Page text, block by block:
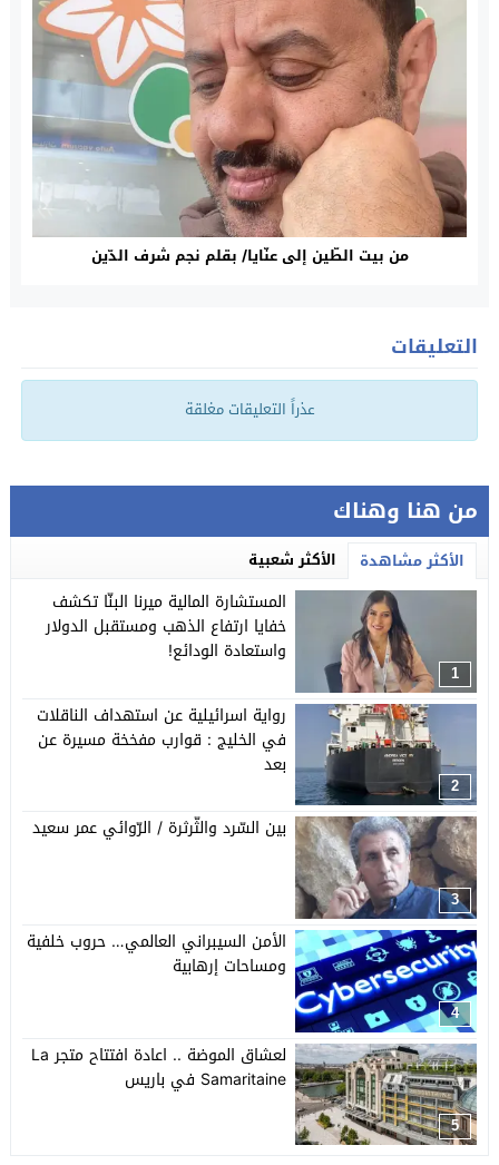
من بيت الطّين إلى عنّايا/ بقلم نجم شرف الدّين
التعليقات
عذراً التعليقات مغلقة
من هنا وهناك
الأكثر مشاهدة الأكثر شعبية
1
المستشارة المالية ميرنا البنّا تكشف
خفايا ارتفاع الذهب ومستقبل الدولار
واستعادة الودائع!
2
رواية اسرائيلية عن استهداف الناقلات
في الخليج : قوارب مفخخة مسيرة عن
بعد
3
بين السّرد والثّرثرة / الرّوائي عمر سعيد
4
الأمن السيبراني العالمي… حروب خلفية
ومساحات إرهابية
5
لعشاق الموضة .. اعادة افتتاح متجر La
Samaritaine في باريس